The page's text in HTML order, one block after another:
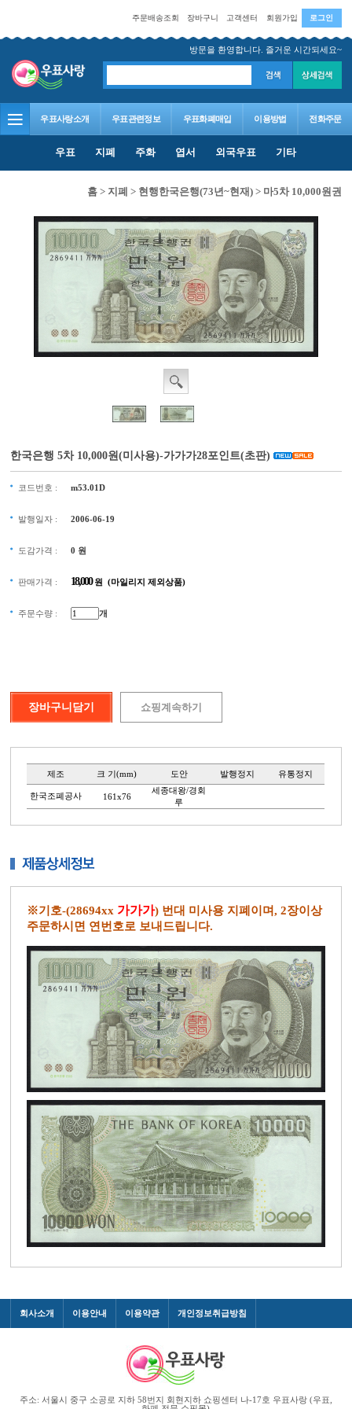
로그인
회원가입
고객센터
장바구니
주문배송조회
방문을 환영합니다. 즐거운 시간되세요~
우표사랑소개 우표관련정보 우표화폐매입 이용방법 전화주문
우표 지폐 주화 엽서 외국우표 기타
홈> 지폐 > 현행한국은행(73년~현재)> 마5차 10,000원권
한국은행 5차 10,000원(미사용)-가가가28포인트(초판)
코드번호 : m53.01D
발행일자 : 2006-06-19
도감가격 : 0 원
판매가격 : 18,000원 (마일리지 제외상품)
주문수량 : 개
제조 크 기(mm) 도안 발행정지 유통정지
한국조폐공사 161x76
세종대왕/경회
루
※기호-(28694xx 가가가) 번대 미사용 지폐이며, 2장이상
주문하시면 연번호로 보내드립니다.
회사소개 이용안내 이용약관 개인정보취급방침
주소: 서울시 중구 소공로 지하 58번지 회현지하 쇼핑센터 나-17호 우표사랑 (우표,